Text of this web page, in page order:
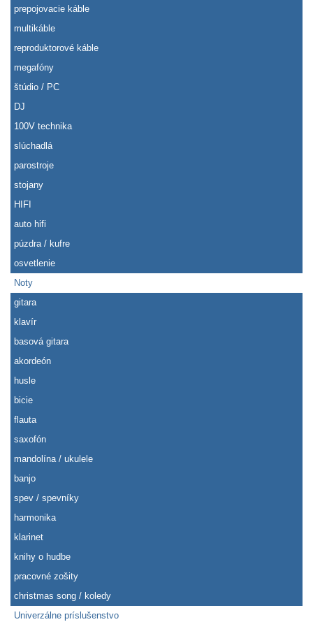
prepojovacie káble
multikáble
reproduktorové káble
megafóny
štúdio / PC
DJ
100V technika
slúchadlá
parostroje
stojany
HIFI
auto hifi
púzdra / kufre
osvetlenie
Noty
gitara
klavír
basová gitara
akordeón
husle
bicie
flauta
saxofón
mandolína / ukulele
banjo
spev / spevníky
harmonika
klarinet
knihy o hudbe
pracovné zošity
christmas song / koledy
Univerzálne príslušenstvo